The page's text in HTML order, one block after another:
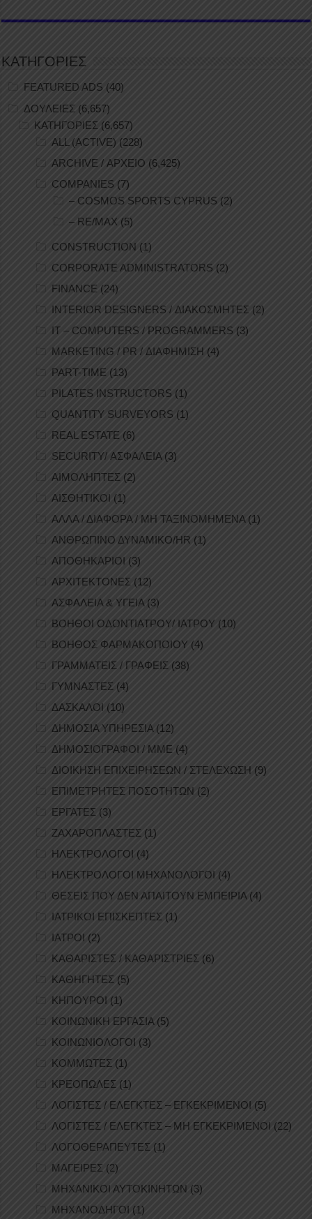
ΚΑΤΗΓΟΡΙΕΣ
FEATURED ADS (40)
ΔΟΥΛΕΙΕΣ (6,657)
ΚΑΤΗΓΟΡΙΕΣ (6,657)
ALL (ACTIVE) (228)
ARCHIVE / ΑΡΧΕΙΟ (6,425)
COMPANIES (7)
– COSMOS SPORTS CYPRUS (2)
– RE/MAX (5)
CONSTRUCTION (1)
CORPORATE ADMINISTRATORS (2)
FINANCE (24)
INTERIOR DESIGNERS / ΔΙΑΚΟΣΜΗΤΕΣ (2)
IT – COMPUTERS / PROGRAMMERS (3)
MARKETING / PR / ΔΙΑΦΗΜΙΣΗ (4)
PART-TIME (13)
PILATES INSTRUCTORS (1)
QUANTITY SURVEYORS (1)
REAL ESTATE (6)
SECURITY/ ΑΣΦΑΛΕΙΑ(3)
ΑΙΜΟΛΗΠΤΕΣ (2)
ΑΙΣΘΗΤΙΚΟΙ (1)
ΑΛΛΑ / ΔΙΑΦΟΡΑ / ΜΗ ΤΑΞΙΝΟΜΗΜΕΝΑ(1)
ΑΝΘΡΩΠΙΝΟ ΔΥΝΑΜΙΚΟ/HR (1)
ΑΠΟΘΗΚΑΡΙΟΙ (3)
ΑΡΧΙΤΕΚΤΟΝΕΣ (12)
ΑΣΦΑΛΕΙΑ & ΥΓΕΙΑ (3)
ΒΟΗΘΟΙ ΟΔΟΝΤΙΑΤΡΟΥ/ ΙΑΤΡΟΥ (10)
ΒΟΗΘΟΣ ΦΑΡΜΑΚΟΠΟΙΟΥ (4)
ΓΡΑΜΜΑΤΕΙΣ / ΓΡΑΦΕΙΣ (38)
ΓΥΜΝΑΣΤΕΣ (4)
ΔΑΣΚΑΛΟΙ (10)
ΔΗΜΟΣΙΑ ΥΠΗΡΕΣΙΑ(12)
ΔΗΜΟΣΙΟΓΡΑΦΟΙ / ΜΜΕ (4)
ΔΙΟΙΚΗΣΗ ΕΠΙΧΕΙΡΗΣΕΩΝ / ΣΤΕΛΕΧΩΣΗ (9)
ΕΠΙΜΕΤΡΗΤΕΣ ΠΟΣΟΤΗΤΩΝ (2)
ΕΡΓΑΤΕΣ (3)
ΖΑΧΑΡΟΠΛΑΣΤΕΣ (1)
ΗΛΕΚΤΡΟΛΟΓΟΙ (4)
ΗΛΕΚΤΡΟΛΟΓΟΙ ΜΗΧΑΝΟΛΟΓΟΙ (4)
ΘΕΣΕΙΣ ΠΟΥ ΔΕΝ ΑΠΑΙΤΟΥΝ ΕΜΠΕΙΡΙΑ(4)
ΙΑΤΡΙΚΟΙ ΕΠΙΣΚΕΠΤΕΣ (1)
ΙΑΤΡΟΙ (2)
ΚΑΘΑΡΙΣΤΕΣ / ΚΑΘΑΡΙΣΤΡΙΕΣ (6)
ΚΑΘΗΓΗΤΕΣ (5)
ΚΗΠΟΥΡΟΙ (1)
ΚΟΙΝΩΝΙΚΗ ΕΡΓΑΣΙΑ(5)
ΚΟΙΝΩΝΙΟΛΟΓΟΙ (3)
ΚΟΜΜΩΤΕΣ (1)
ΚΡΕΟΠΩΛΕΣ (1)
ΛΟΓΙΣΤΕΣ / ΕΛΕΓΚΤΕΣ – ΕΓΚΕΚΡΙΜΕΝΟΙ (5)
ΛΟΓΙΣΤΕΣ / ΕΛΕΓΚΤΕΣ – ΜΗ ΕΓΚΕΚΡΙΜΕΝΟΙ (22)
ΛΟΓΟΘΕΡΑΠΕΥΤΕΣ (1)
ΜΑΓΕΙΡΕΣ (2)
ΜΗΧΑΝΙΚΟΙ ΑΥΤΟΚΙΝΗΤΩΝ (3)
ΜΗΧΑΝΟΔΗΓΟΙ (1)